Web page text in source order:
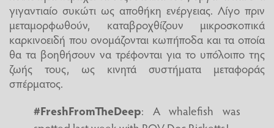
γιγαντιαίο συκώτι ως αποθήκη ενέργειας. Λίγο πριν
μεταμορφωθούν, καταβροχθίζουν μικροσκοπικά
καρκινοειδή που ονομάζονται κωπήποδα και τα οποία
θα τα βοηθήσουν να τρέφονται για το υπόλοιπο της
ζωής τους, ως κινητά συστήματα μεταφοράς
σπέρματος.
#FreshFromTheDeep: A whalefish was